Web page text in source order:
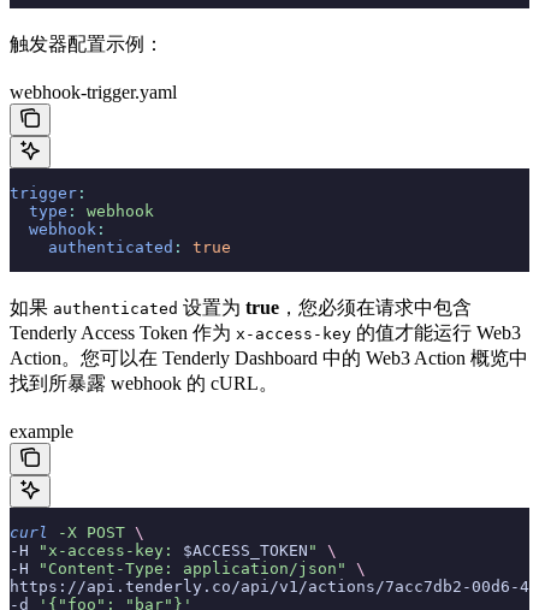
触发器配置示例：
webhook-trigger.yaml
trigger :
  type
:
webhook
  webhook
:
    authenticated
: true
如果 authenticated 设置为 true ，您必须在请求中包含
Tenderly Access Token 作为 x-access-key 的值才能运行 Web3
Action。您可以在 Tenderly Dashboard 中的 Web3 Action 概览中
找到所暴露 webhook 的 cURL。
example
curl -X POST \
-H
"x-access-key: $ACCESS_TOKEN "
\
-H
"Content-Type: application/json"
\
https://api.tenderly.co/api/v1/actions/7acc7db2-00d6-
-d
'{"foo": "bar"}'